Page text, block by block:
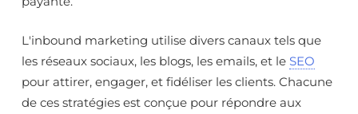
L'inbound marketing utilise divers canaux tels que
les réseaux sociaux, les blogs, les emails, et le SEO
pour attirer, engager, et fidéliser les clients. Chacune
de ces stratégies est conçue pour répondre aux